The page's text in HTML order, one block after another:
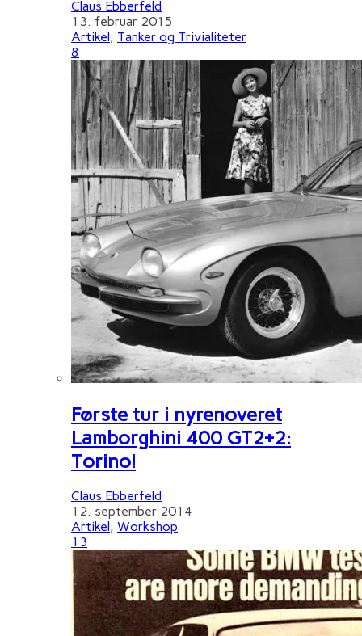
Claus Ebberfeld
13. februar 2015
Artikel, Tanker og Trivialiteter
8
Første tur i nyrenoveret
Lamborghini 400 GT2+2:
Torino!
Claus Ebberfeld
12. september 2014
Artikel , Workshop
13